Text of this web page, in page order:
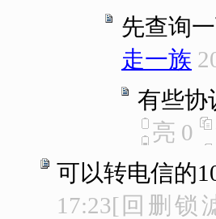
先查询
走一族
有些协
亮 0
可以转电信的
17:23[ 回 删 锁